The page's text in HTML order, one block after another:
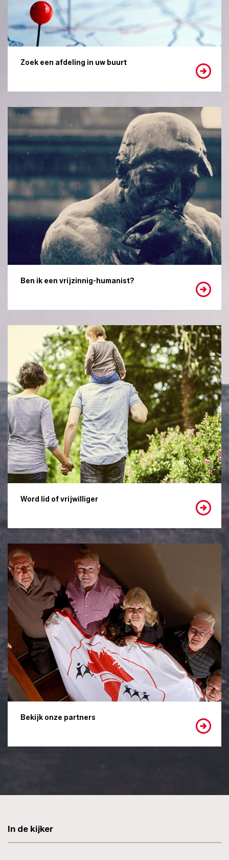
Zoek een afdeling in uw buurt
Ben ik een vrijzinnig-humanist?
Word lid of vrijwilliger
Bekijk onze partners
In de kijker